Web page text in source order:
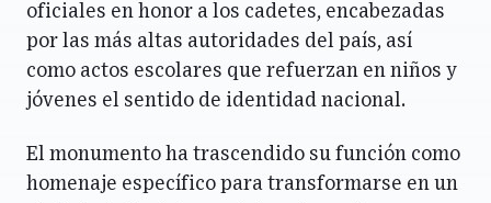
oficiales en honor a los cadetes, encabezadas
por las más altas autoridades del país, así
como actos escolares que refuerzan en niños y
jóvenes el sentido de identidad nacional.
El monumento ha trascendido su función como
homenaje específico para transformarse en un